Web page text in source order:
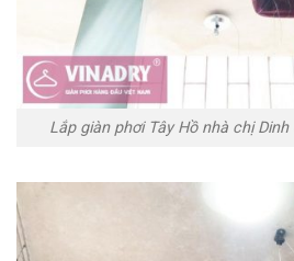
Lắp giàn phơi Tây Hồ nhà chị